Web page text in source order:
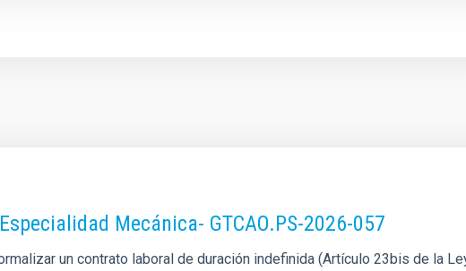
Mecánica- GTCAO.PS-2026-057
un contrato laboral de duración indefinida (Artículo 23bis de la